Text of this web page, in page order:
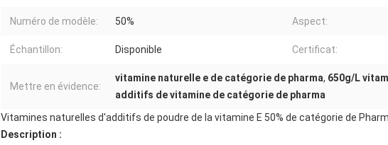
Numéro de modèle: 50% Aspect:
Échantillon: Disponible Certificat:
Mettre en évidence:
vitamine naturelle e de catégorie de pharma, 650g/L
additifs de vitamine de catégorie de pharma
Vitamines naturelles d'additifs de poudre de la vitamine E 50% de catégorie de
Description :